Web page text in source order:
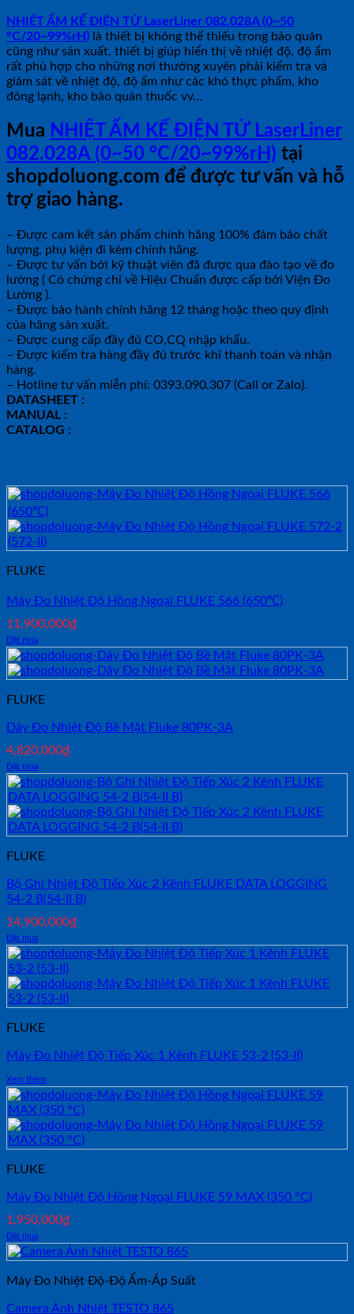
NHIỆT ẨM KẾ ĐIỆN TỬ LaserLiner 082.028A (0~50
°C/20~99%rH) là thiết bị không thể thiếu trong bảo quản
cũng như sản xuất. thiết bị giúp hiển thị về nhiệt độ, độ ẩm
rất phù hợp cho những nơi thường xuyên phải kiểm tra và
giám sát về nhiệt độ, độ ẩm như các khó thực phẩm, kho
đông lạnh, kho bảo quản thuốc vv…
Mua NHIỆT ẨM KẾ ĐIỆN TỬ LaserLiner
082.028A (0~50 °C/20~99%rH) tại
shopdoluong.com để được tư vấn và hỗ
trợ giao hàng.
– Được cam kết sản phẩm chính hãng 100% đảm bảo chất
lượng, phụ kiện đi kèm chính hãng.
– Được tư vấn bởi kỹ thuật viên đã được qua đào tạo về đo
lường ( Có chứng chỉ về Hiệu Chuẩn được cấp bởi Viện Đo
Lường ).
– Được bảo hành chính hãng 12 tháng hoặc theo quy định
của hãng sản xuất.
– Được cung cấp đầy đủ CO,CQ nhập khẩu.
– Được kiểm tra hàng đầy đủ trước khi thanh toán và nhận
hàng.
– Hotline tư vấn miễn phí: 0393.090.307 (Call or Zalo).
DATASHEET :
MANUAL :
CATALOG :
FLUKE
Máy Đo Nhiệt Độ Hồng Ngoại FLUKE 566 (650℃)
11,900,000₫
Đặt mua
FLUKE
Dây Đo Nhiệt Độ Bề Mặt Fluke 80PK-3A
4,820,000₫
Đặt mua
FLUKE
Bộ Ghi Nhiệt Độ Tiếp Xúc 2 Kênh FLUKE DATA LOGGING
54-2 B(54-II B)
14,900,000₫
Đặt mua
FLUKE
Máy Đo Nhiệt Độ Tiếp Xúc 1 Kênh FLUKE 53-2 (53-II)
Xem thêm
FLUKE
Máy Đo Nhiệt Độ Hồng Ngoại FLUKE 59 MAX (350 °C)
1,950,000₫
Đặt mua
Máy Đo Nhiệt Độ-Độ Ẩm-Áp Suất
Camera Ảnh Nhiệt TESTO 865